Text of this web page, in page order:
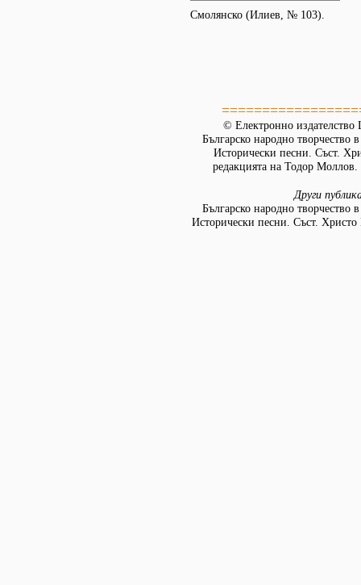
Смолянско (Илиев, № 103).
© Електронно издателство
Българско народно творчество
Исторически песни. Съст.
редакцията на Тодор
Други
Българско народно творчество
Исторически песни. Съст.